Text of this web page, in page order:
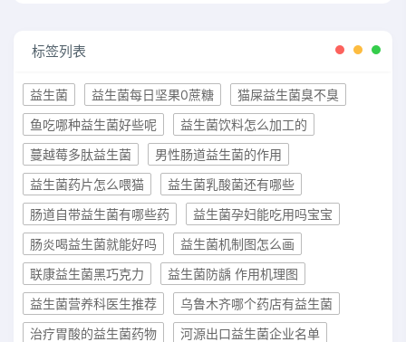
标签列表
益生菌 益生菌每日坚果0蔗糖
猫屎益生菌臭不臭
鱼吃哪种益生菌好些呢
益生菌饮料怎么加工的
蔓越莓多肽益生菌
男性肠道益生菌的作用
益生菌药片怎么喂猫
益生菌乳酸菌还有哪些
肠道自带益生菌有哪些药
益生菌孕妇能吃用吗宝宝
肠炎喝益生菌就能好吗
益生菌机制图怎么画
联康益生菌黑巧克力
益生菌防龋 作用机理图
益生菌营养科医生推荐
乌鲁木齐哪个药店有益生菌
治疗胃酸的益生菌药物
河源出口益生菌企业名单